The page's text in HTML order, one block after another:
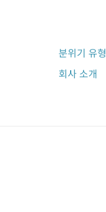
분위기 유형
회사 소개